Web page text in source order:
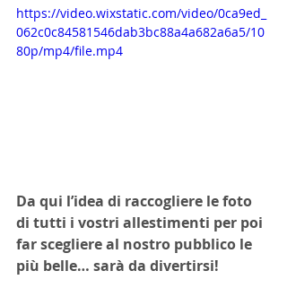
https://video.wixstatic.com/video/0ca9ed_
062c0c84581546dab3bc88a4a682a6a5/10
80p/mp4/file.mp4
Da qui l’idea di raccogliere le foto
di tutti i vostri allestimenti per poi
far scegliere al nostro pubblico le
più belle… sarà da divertirsi!